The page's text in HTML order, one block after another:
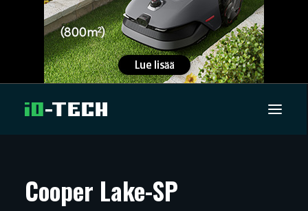
ARTIKKELIT
Cooper Lake-SP